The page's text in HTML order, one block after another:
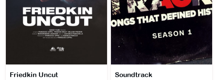
Friedkin Uncut Soundtrack